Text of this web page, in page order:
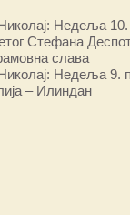
Недеља
Стефана
слава
Недеља 9.
– Илиндан